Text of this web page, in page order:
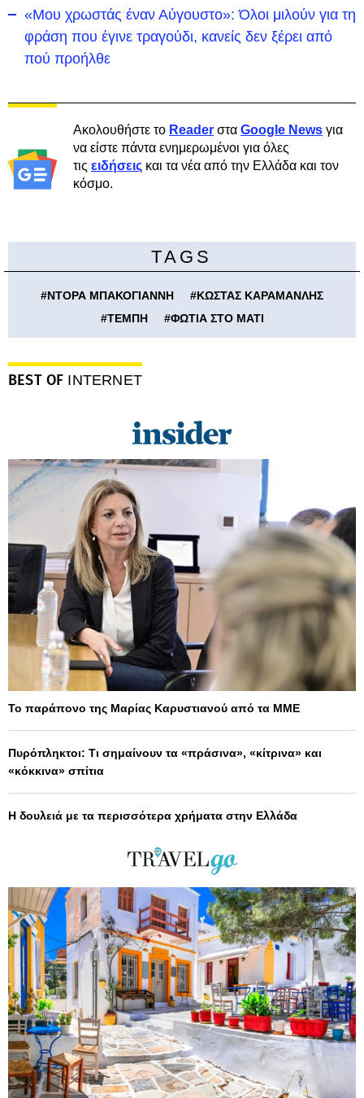
«Μου χρωστάς έναν Αύγουστο»: Όλοι μιλούν για τη
φράση που έγινε τραγούδι, κανείς δεν ξέρει από
πού προήλθε
Ακολουθήστε το Reader στα Google News για
να είστε πάντα ενημερωμένοι για όλες
τις ειδήσεις και τα νέα από την Ελλάδα και τον
κόσμο.
TAGS
#ΝΤΟΡΑ ΜΠΑΚΟΓΙΑΝΝΗ #ΚΩΣΤΑΣ ΚΑΡΑΜΑΝΛΗΣ
#ΤΕΜΠΗ #ΦΩΤΙΑ ΣΤΟ ΜΑΤΙ
BEST OF INTERNET
Το παράπονο της Μαρίας Καρυστιανού από τα ΜΜΕ
Πυρόπληκτοι: Τι σημαίνουν τα «πράσινα», «κίτρινα» και
«κόκκινα» σπίτια
Η δουλειά με τα περισσότερα χρήματα στην Ελλάδα